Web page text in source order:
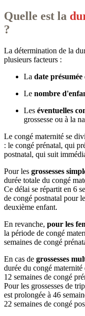
Quelle est la
?
La détermination de la
plusieurs facteurs :
La date présumée
Le nombre
Les éventuelles
grossesse ou à la
Le congé maternité se
: le congé prénatal, qui
postnatal, qui suit
Pour les grossesses
durée totale du congé
Ce délai se répartit en 6
de congé postnatal pour
deuxième enfant.
En revanche, pour les
la période de congé
semaines de congé
En cas de grossesses
durée du congé maternité
12 semaines de congé
Pour les grossesses de
est prolongée à 46
22 semaines de congé